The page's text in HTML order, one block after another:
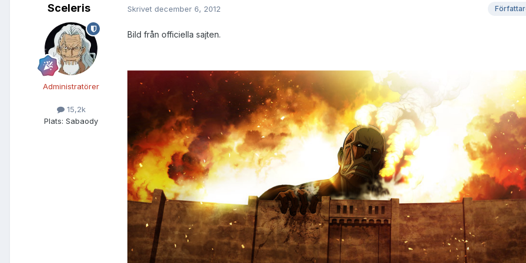
Sceleris
Administratörer
15,2k
Plats: Sabaody
Skrivet december 6, 2012
Bild från officiella sajten.